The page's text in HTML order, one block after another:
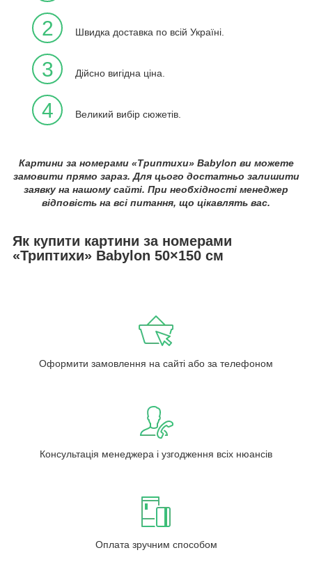
2 Швидка доставка по всій Україні.
3 Дійсно вигідна ціна.
4 Великий вибір сюжетів.
Картини за номерами «Триптихи» Babylon ви можете
замовити прямо зараз. Для цього достатньо залишити
заявку на нашому сайті. При необхідності менеджер
відповість на всі питання, що цікавлять вас.
Як купити картини за номерами
«Триптихи» Babylon 50×150 см
Оформити замовлення на сайті або за телефоном
Консультація менеджера і узгодження всіх нюансів
Оплата зручним способом